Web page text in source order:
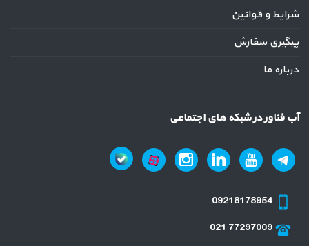
شرایط و قوانین
پیگیری سفارش
درباره ما
آب فناور در شبکه های اجتماعی
09218178954
021 77297009